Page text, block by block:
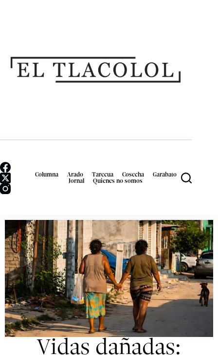
Columna Arado Tarecua Cosecha
Garabato
Jornal
Quienes no somos
Vidas dañadas: